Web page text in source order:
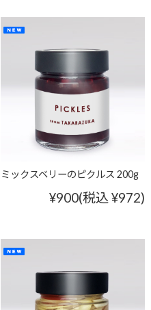
ミックスベリーのピクルス 200g
¥900(税込 ¥972)